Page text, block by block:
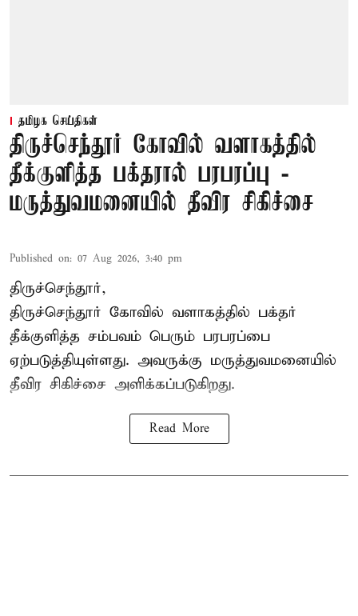
தமிழக செய்திகள்
திருச்செந்தூர் கோவில் வளாகத்தில்
தீக்குளித்த பக்தரால் பரபரப்பு -
மருத்துவமனையில் தீவிர சிகிச்சை
Published on: 07 Aug 2026, 3:40 pm
திருச்செந்தூர்,
திருச்செந்தூர் கோவில் வளாகத்தில் பக்தர்
தீக்குளித்த சம்பவம் பெரும் பரபரப்பை
ஏற்படுத்தியுள்ளது. அவருக்கு மருத்துவமனையில்
தீவிர சிகிச்சை அளிக்கப்படுகிறது.
Read More